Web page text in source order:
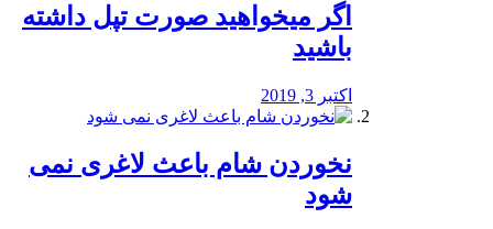
اگر میخواهید صورت تپل داشته
باشید
اکتبر 3, 2019
نخوردن شام باعث لاغری نمی
‌شود